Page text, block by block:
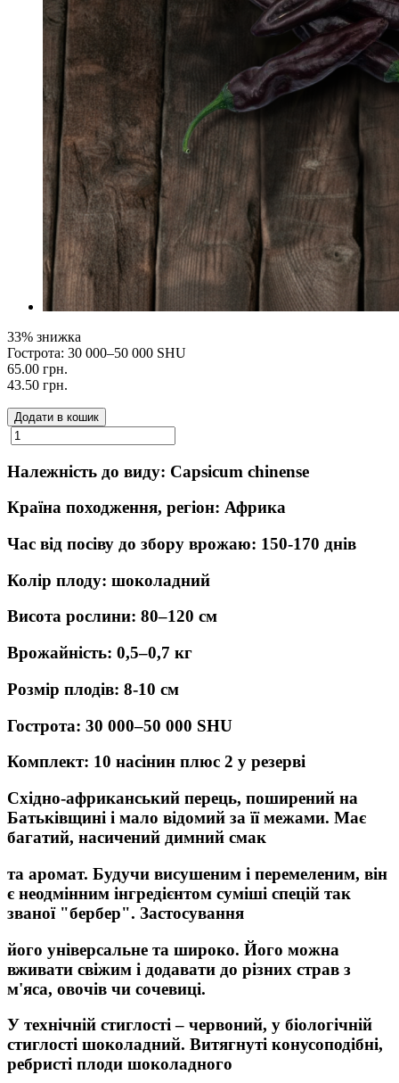
33% знижка
Гострота: 30 000–50 000 SHU
65.00 грн.
43.50 грн.
Додати в кошик
Належність до виду: Capsicum chinense
Країна походження, регіон: Африка
Час від посіву до збору врожаю: 150-170 днів
Колір плоду: шоколадний
Висота рослини: 80–120 см
Врожайність: 0,5–0,7 кг
Розмір плодів: 8-10 см
Гострота: 30 000–50 000 SHU
Комплект: 10 насінин плюс 2 у резерві
Східно-африканський перець, поширений на
Батьківщині і мало відомий за її межами. Має
багатий, насичений димний смак
та аромат. Будучи висушеним і перемеленим, він
є неодмінним інгредієнтом суміші спецій так
званої "бербер". Застосування
його універсальне та широко. Його можна
вживати свіжим і додавати до різних страв з
м'яса, овочів чи сочевиці.
У технічній стиглості – червоний, у біологічній
стиглості шоколадний. Витягнуті конусоподібні,
ребристі плоди шоколадного